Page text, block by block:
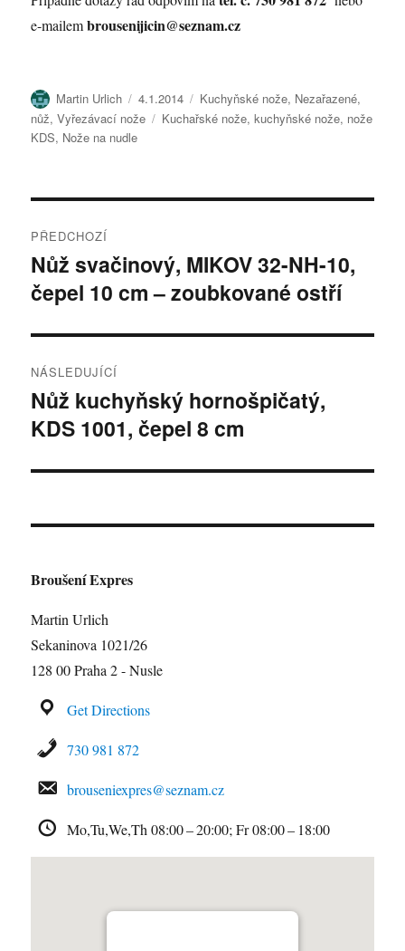
e-mailembrousenijicin@seznam.cz
Autor:
Martin Urlich Publikováno:
4.1.2014 Rubriky:
Kuchyňské nože, Nezařazené,
nůž,Vyřezávací nože Štítky:
Kuchařské nože,kuchyňské nože, nože
KDS, Nože na nudle
pro
příspěvek
PŘEDCHOZÍ
Předchozí
příspěvek:
Nůž svačinový, MIKOV 32-NH-10,
čepel 10 cm – zoubkované ostří
NÁSLEDUJÍCÍ
Následující
příspěvek:
Nůž kuchyňský hornošpičatý,
KDS 1001, čepel 8 cm
Broušení Expres
Martin Urlich
Sekaninova 1021/26
128 00 Praha 2 - Nusle
Get Directions
730 981 872
brouseniexpres@seznam.cz
Mo,Tu,We,Th 08:00 – 20:00; Fr 08:00 – 18:00